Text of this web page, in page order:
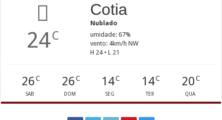
24C
Cotia
Nublado
umidade: 67%
vento: 4km/h NW
H 24 • L 21
26C
SAB
26C
DOM
14C
SEG
14C
TER
20C
QUA